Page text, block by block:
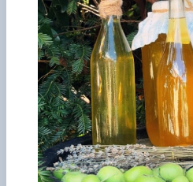
(ІЕП).
Участь вчених університету у
дослідженням кліматичних
плодово-ягідної продукції,
яблук, полуниці та малини.